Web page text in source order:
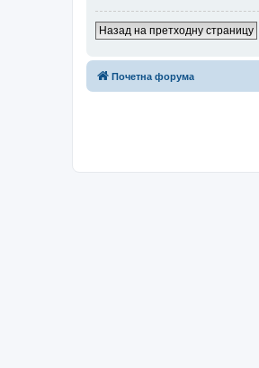
Назад на претходну страницу
Почетна форума